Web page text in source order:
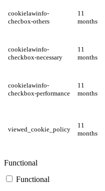
cookielawinfo-
checbox-others
11
months
cookielawinfo-
checkbox-necessary
11
months
cookielawinfo-
checkbox-performance
11
months
viewed_cookie_policy
11
months
Functional
Functional